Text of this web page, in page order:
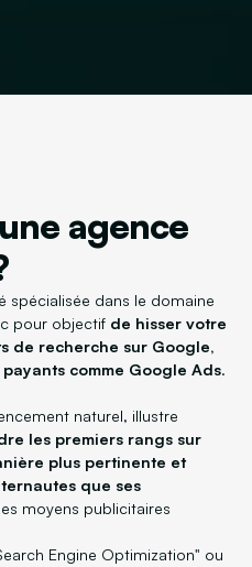
agence
spécialisée dans le domaine
pour objectif de hisser votre
de recherche sur Google,
comme Google Ads.
naturel, illustre
les premiers rangs sur
plus pertinente et
que ses
moyens publicitaires
Engine Optimization" ou